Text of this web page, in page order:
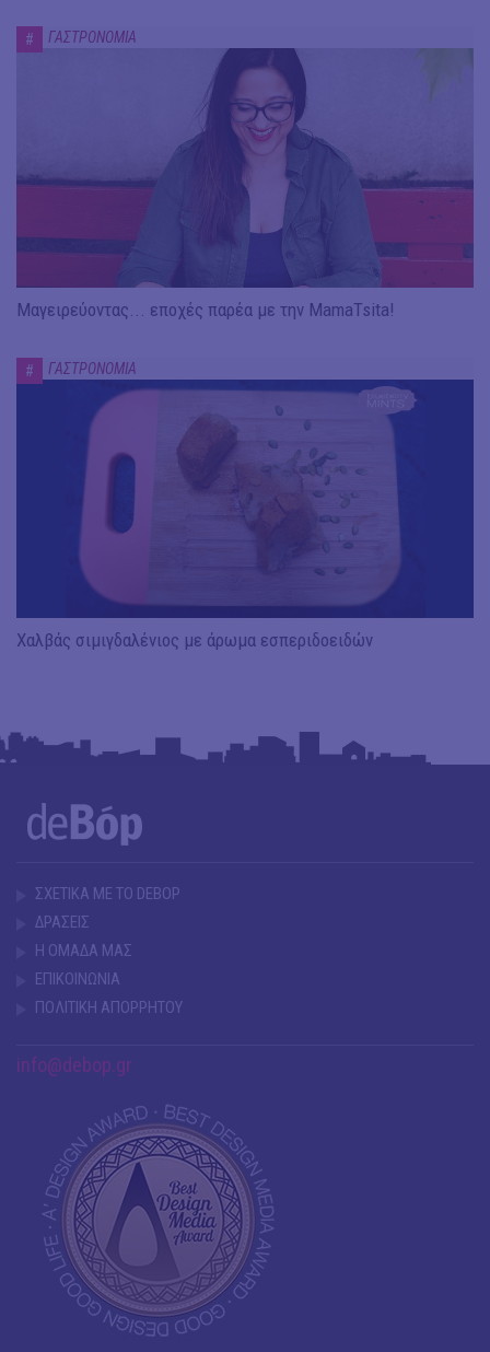
# ΓΑΣΤΡΟΝΟΜΙΑ
Μαγειρεύοντας... εποχές παρέα με την MamaTsita!
# ΓΑΣΤΡΟΝΟΜΙΑ
Χαλβάς σιμιγδαλένιος με άρωμα εσπεριδοειδών
ΣΧΕΤΙΚΑ ΜΕ ΤΟ DEBOP
ΔΡΑΣΕΙΣ
Η ΟΜΑΔΑ ΜΑΣ
ΕΠΙΚΟΙΝΩΝΙΑ
ΠΟΛΙΤΙΚΗ ΑΠΟΡΡΗΤΟΥ
info@debop.gr